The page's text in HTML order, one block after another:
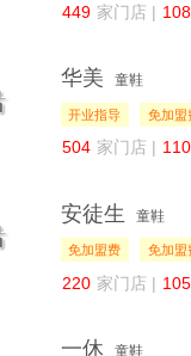
449 家门店 | 108
华美 童鞋
开业指导 免加盟
504 家门店 | 110
安徒生 童鞋
免加盟费 免加盟
220 家门店 | 105
一休 童鞋